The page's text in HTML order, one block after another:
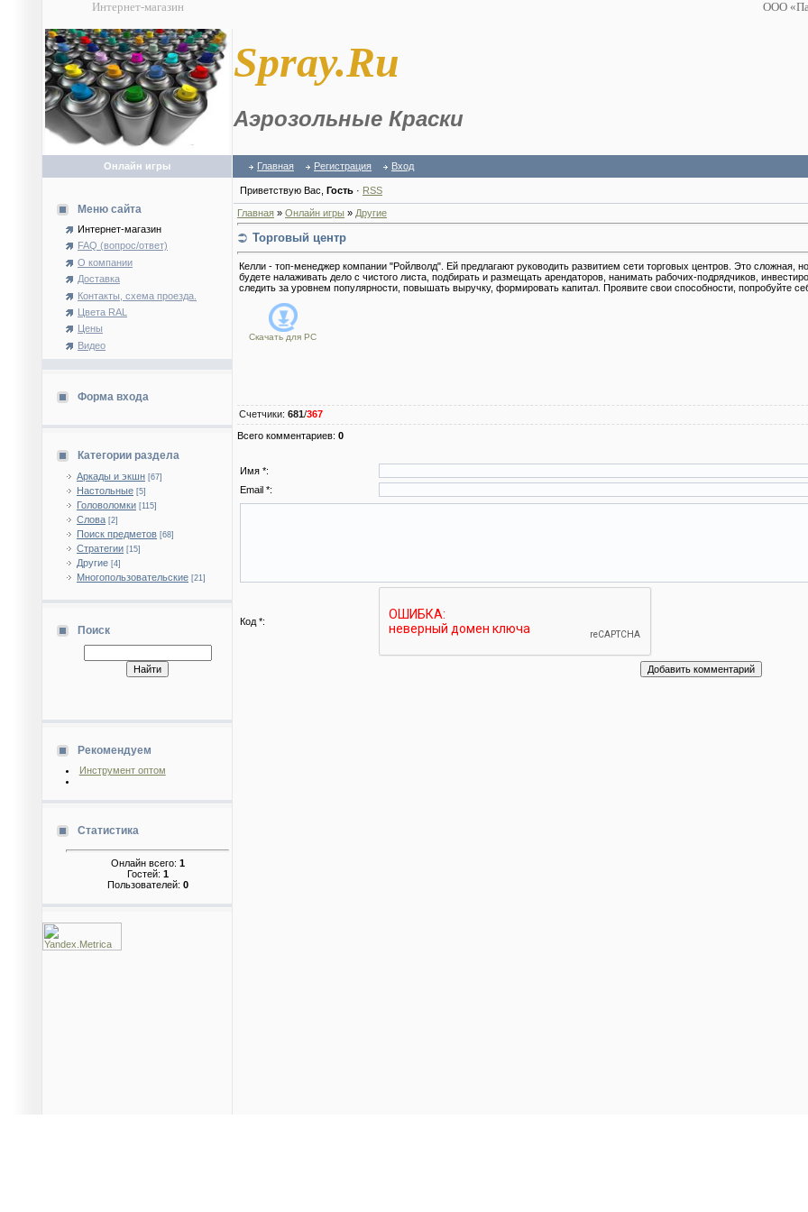
Интернет-магазин ООО
Spray.Ru
Аэрозольные Краски
Онлайн игры Главная Регистрация Вход
Меню сайта
Интернет-магазин
FAQ (вопрос/ответ)
О компании
Доставка
Контакты, схема проезда.
Цвета RAL
Цены
Видео
Форма входа
Категории раздела
Аркады и экшн [67]
Настольные [5]
Головоломки [115]
Слова [2]
Поиск предметов [68]
Стратегии [15]
Другие [4]
Многопользовательские [21]
Поиск
Рекомендуем
Инструмент оптом
Статистика
Онлайн всего: 1
Гостей: 1
Пользователей: 0
Приветствую Вас Гость · RSS
Главная » Онлайн игры » Другие
Торговый центр
Келли - топ-менеджер компании "Ройлволд". Ей предлагают руководить развитием сети торговых центров. Это сложная,
будете налаживать дело с чистого листа, подбирать и размещать арендаторов, нанимать рабочих-подрядчиков,
следить за уровнем популярности, повышать выручку, формировать капитал. Проявите свои способности, попробуйте
Скачать для PC
Счетчики: 681/367
Всего комментариев: 0
Имя *:
Email *:
Код *: